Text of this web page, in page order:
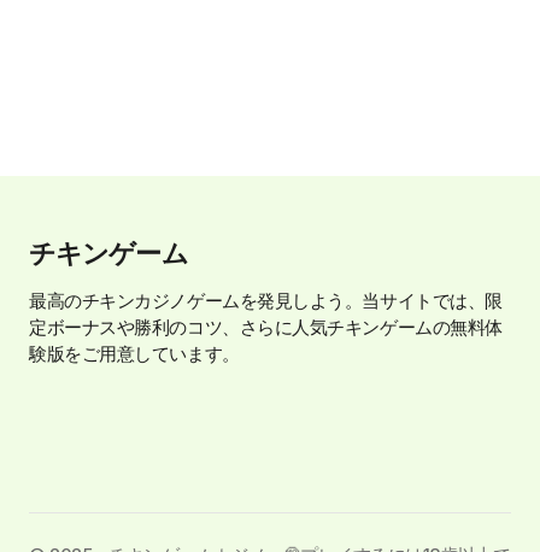
チキンゲーム
最高のチキンカジノゲームを発見しよう。当サイトでは、限
定ボーナスや勝利のコツ、さらに人気チキンゲームの無料体
験版をご用意しています。